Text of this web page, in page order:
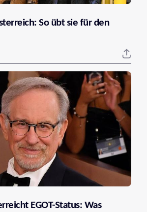
So übt sie für den
EGOT-Status: Was